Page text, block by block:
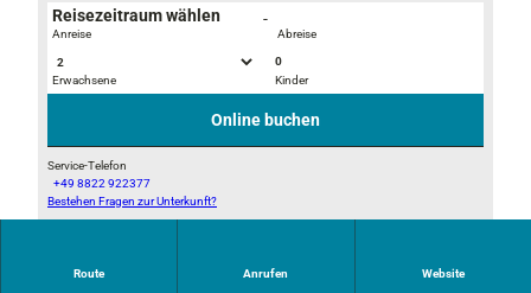
B
M
Reisezeitraum wählen
Anreise
-
Abreise
Erwachsene
0
Kinder
Online buchen
Service-Telefon
+49 8822 922377
Bestehen Fragen zur Unterkunft?
Route Anrufen Website
Alte Postvilla: Ein Rückzugsort in den Bergen